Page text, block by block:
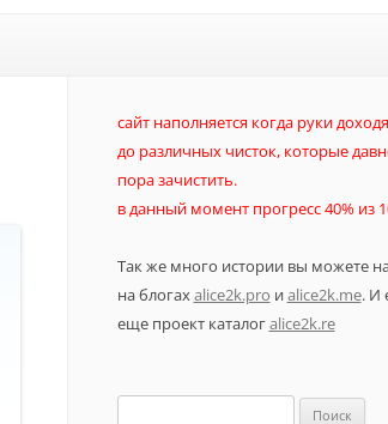
сайт наполняется когда руки
до различных чисток, которые
пора зачистить.
в данный момент прогресс 40% из
Так же много истории вы можете
на блогахalice2k.pro иalice2k.me. И
еще проект каталогalice2k.re